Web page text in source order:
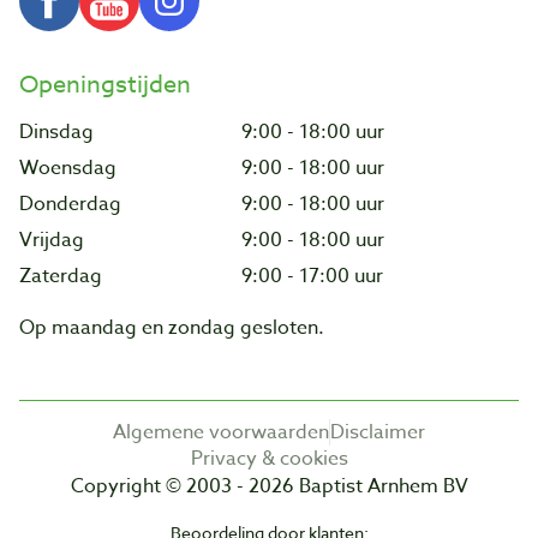
Openingstijden
Dinsdag
9:00 - 18:00 uur
Woensdag
9:00 - 18:00 uur
Donderdag
9:00 - 18:00 uur
Vrijdag
9:00 - 18:00 uur
Zaterdag
9:00 - 17:00 uur
Op maandag en zondag gesloten.
Algemene voorwaardenDisclaimer
Privacy & cookies
Copyright © 2003 - 2026 Baptist Arnhem BV
Beoordeling door klanten: